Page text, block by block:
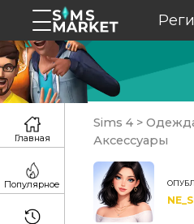
Sims 4 >
Аксессуары
Главная
Популярное